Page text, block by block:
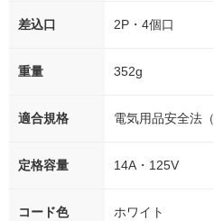
差込口 2P・4個口
重量 352g
適合規格 電気用品安全法
定格容量 14A・125V
コード色 ホワイト